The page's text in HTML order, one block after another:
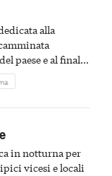
alla
paese e al finale
in notturna per
vicesi e locali